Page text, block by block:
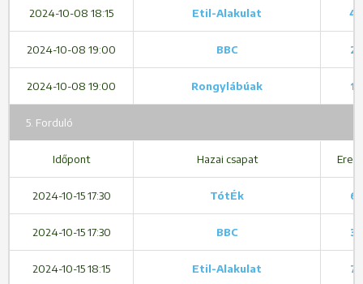
2024-10-08 18:15 Etil-Alakulat 4
2024-10-08 19:00 BBC 2
2024-10-08 19:00 Rongylábúak 1
5. Forduló
Időpont Hazai csapat
2024-10-15 17:30 TótÉk 6
2024-10-15 17:30 BBC 3
2024-10-15 18:15 Etil-Alakulat 7